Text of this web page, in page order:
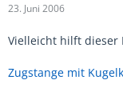
23. Juni 2006
Vielleicht hilft dieser
Zugstange mit